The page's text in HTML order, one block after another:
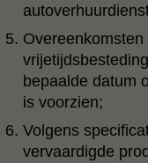
bepaalde datum
is voorzien;
Volgens
vervaardigde